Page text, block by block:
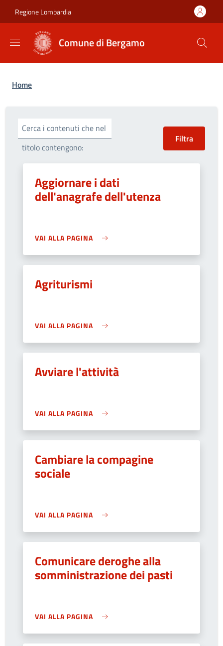
Regione Lombardia
Comune di Bergamo
Briciole di pane
Home
Cerca i contenuti che nel
titolo contengono:
Aggiornare i dati
dell'anagrafe dell'utenza
VAI ALLA PAGINA
Agriturismi
VAI ALLA PAGINA
Avviare l'attività
VAI ALLA PAGINA
Cambiare la compagine
sociale
VAI ALLA PAGINA
Comunicare deroghe alla
somministrazione dei pasti
VAI ALLA PAGINA